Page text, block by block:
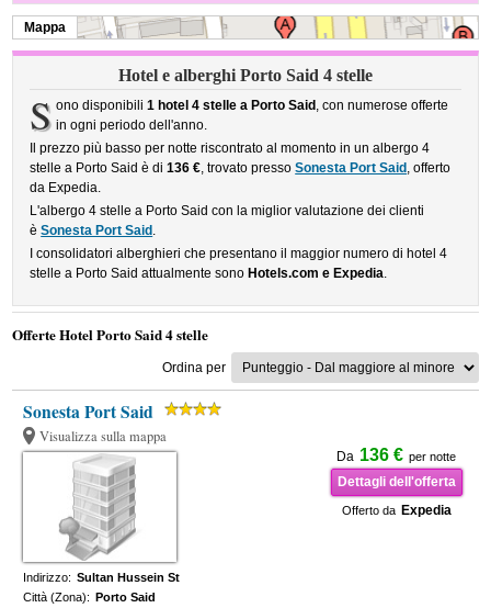
Mappa
Hotel e alberghi Porto Said 4 stelle
S ono disponibili 1 hotel 4 stelle a Porto Said , con numerose offerte
in ogni periodo dell'anno.
Il prezzo più basso per notte riscontrato al momento in un albergo 4
stelle a Porto Said è di136 €, trovato pressoSonesta Port Said , offerto
da Expedia.
L'albergo 4 stelle a Porto Said con la miglior valutazione dei clienti
èSonesta Port Said .
I consolidatori alberghieri che presentano il maggior numero di hotel 4
stelle a Porto Said attualmente sono Hotels.com e Expedia.
Offerte Hotel Porto Said 4 stelle
Ordina per
Sonesta Port Said
Visualizza sulla mappa
Da 136 € per notte
Dettagli dell'offerta
Offerto da Expedia
Indirizzo: Sultan Hussein St
Città (Zona): Porto Said